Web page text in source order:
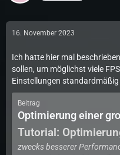
16. November 2023
Ich hatte hier mal
sollen, um möglichst viele
Einstellungen standardmäßig
Beitrag
Optimierung einer
Tutorial:
zwecks besserer